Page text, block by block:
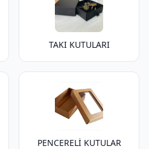
TAKI KUTULARI
PENCERELİ KUTULAR